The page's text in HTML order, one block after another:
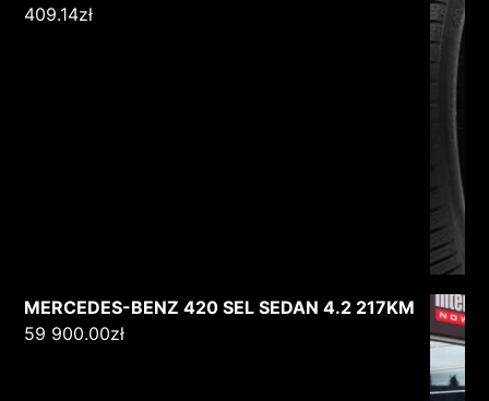
409.14zł
MERCEDES-BENZ 420 SEL SEDAN 4.2 217KM
59 900.00zł